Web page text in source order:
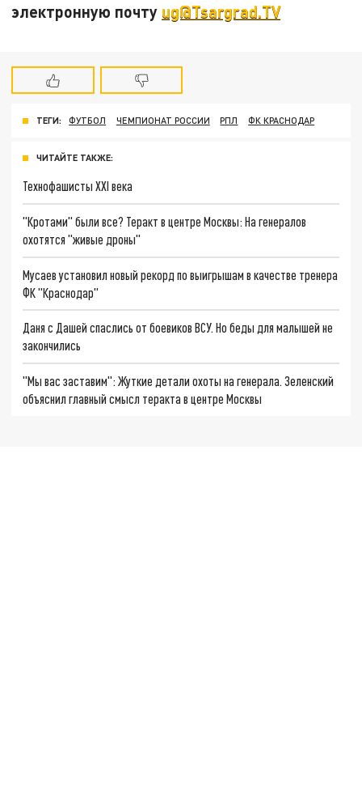
электронную почту ug@Tsargrad.TV
ТЕГИ: ФУТБОЛ ЧЕМПИОНАТ РОССИИ РПЛ ФК КРАСНОДАР
ЧИТАЙТЕ ТАКЖЕ:
Технофашисты XXI века
"Кротами" были все? Теракт в центре Москвы: На генералов
охотятся "живые дроны"
Мусаев установил новый рекорд по выигрышам в качестве тренера
ФК "Краснодар"
Даня с Дашей спаслись от боевиков ВСУ. Но беды для малышей не
закончились
"Мы вас заставим": Жуткие детали охоты на генерала. Зеленский
объяснил главный смысл теракта в центре Москвы